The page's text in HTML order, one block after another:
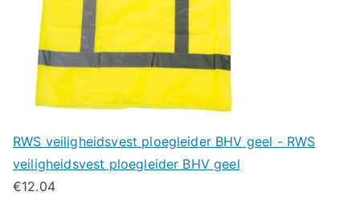
RWS veiligheidsvest ploegleider BHV geel - RWS
veiligheidsvest ploegleider BHV geel
€12.04